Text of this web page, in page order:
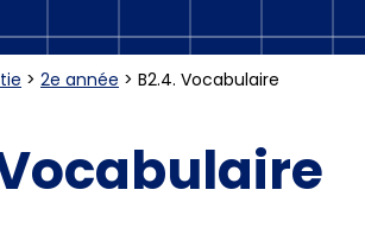
> 2e année > B2.4. Vocabulaire